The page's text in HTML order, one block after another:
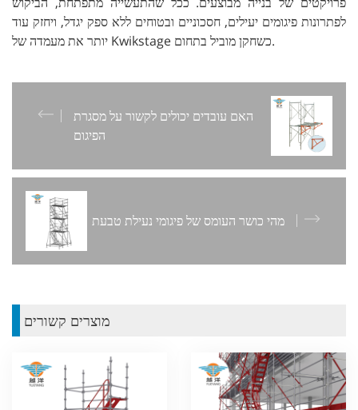
לפתרונות פיגומים יעילים, חסכוניים ובטוחים ללא ספק יגדל, ויחזק עוד
יותר את מעמדה של Kwikstage כשחקן מוביל בתחום.
האם עובדים יכולים לקשור על מסגרת
הפיגום
מהי כושר העומס של פיגומי נעילת טבעת
מוצרים קשורים